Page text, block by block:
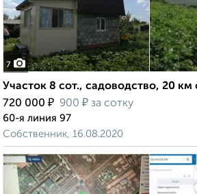
7
Участок 8 сот., садоводство, 20 км
720 000 ₽ 900 ₽ за сотку
60-я линия 97
Собственник, 16.08.2020